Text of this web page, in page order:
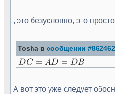
, это безусловно, это
Tosha в сообщении #862462
А вот это уже следует